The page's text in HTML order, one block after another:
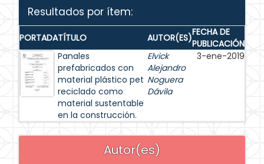
Resultados por ítem:
PORTADATÍTULO AUTOR(ES)FECHA DE
PUBLICACIÓN
Panales
prefabricados con
material plástico pet
reciclado como
material sustentable
en la construcción.
Elvick
Alejandro
Noguera
Dávila
3-ene-2019
Autor(es)